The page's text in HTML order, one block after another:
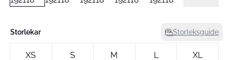
Storlekar Storleksguide
XS S M L XL